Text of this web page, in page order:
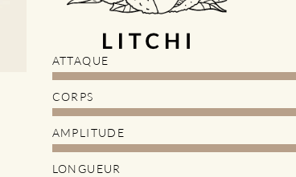
ATTAQUE
CORPS
AMPLITUDE
LONGUEUR